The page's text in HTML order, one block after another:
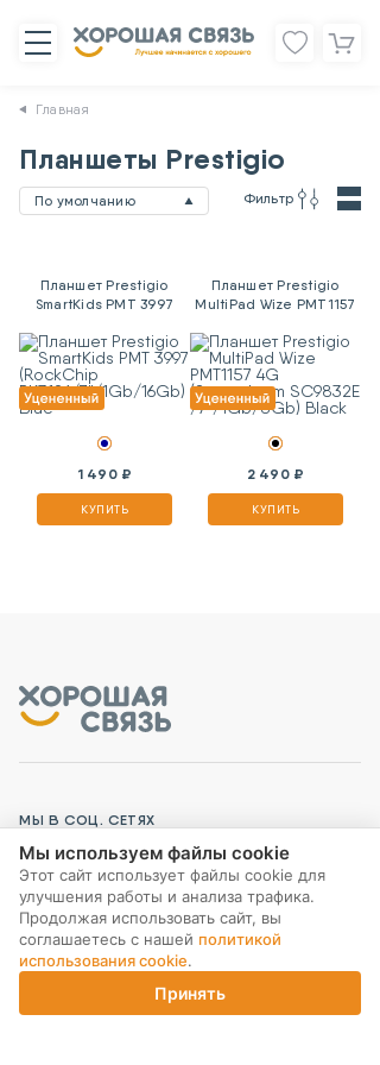
Главная
Планшеты Prestigio
По умолчанию Фильтр
Планшет Prestigio
SmartKids PMT 3997
RK3126/7"/1Gb/16Gb)
Blue
1 490 ₽
КУПИТЬ
Планшет Prestigio
MultiPad Wize PMT1157
SC9832E /7"/1Gb/8Gb)
Black
2 490 ₽
КУПИТЬ
Корзина
МЫ В СОЦ. СЕТЯХ
ПОДПИСКА НА РАССЫЛКУ
Мы используем файлы cookie
Этот сайт использует файлы cookie для
улучшения работы и анализа трафика.
Продолжая использовать сайт, вы
соглашаетесь с нашей политикой
использования cookie.
Принять